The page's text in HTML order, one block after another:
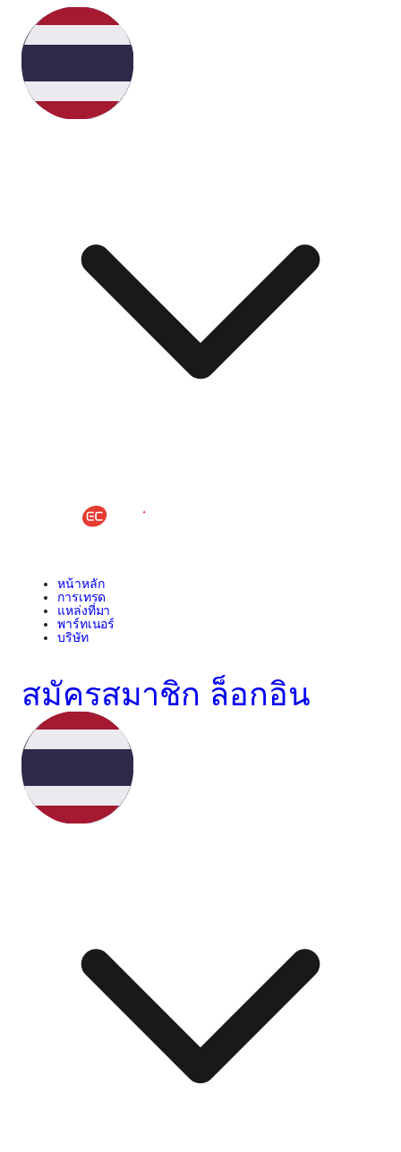
หน้าหลัก
การเทรด
แหล่งที่มา
พาร์ทเนอร์
บริษัท
สมัครสมาชิก ล็อกอิน